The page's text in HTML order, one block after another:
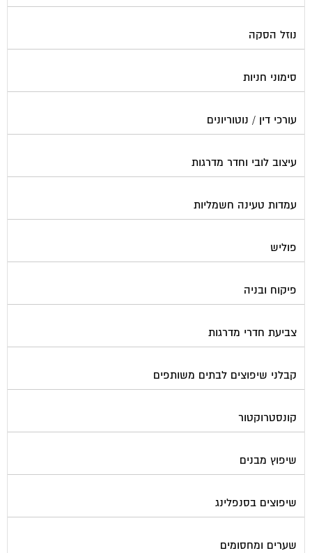
נוזל הסקה
סימוני חניות
עורכי דין / נוטוריונים
עיצוב לובי וחדר מדרגות
עמדות טעינה חשמליות
פוליש
פיקוח ובניה
צביעת חדרי מדרגות
קבלני שיפוצים לבתים משותפים
קונסטרוקטור
שיפוץ מבנים
שיפוצים בסנפלינג
שערים ומחסומים